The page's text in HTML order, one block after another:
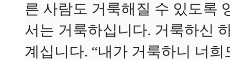
른 사람도 거룩해질 수 있도록
서는 거룩하십니다. 거룩하신
계십니다. “내가 거룩하니 너